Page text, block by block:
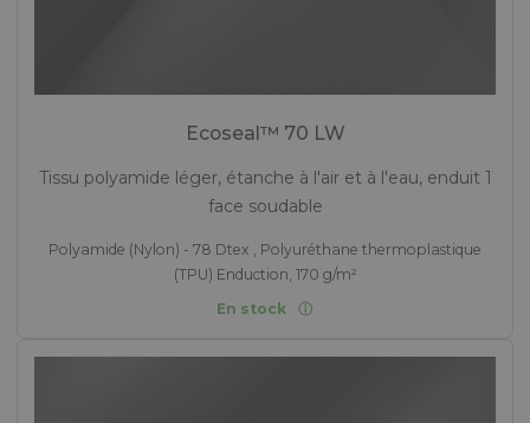
Ecoseal™ 70 LW
Tissu polyamide léger, étanche à l'air et à l'eau, enduit 1
face soudable
Polyamide (Nylon) - 78 Dtex , Polyuréthane thermoplastique
(TPU) Enduction, 170 g/m²
En stock